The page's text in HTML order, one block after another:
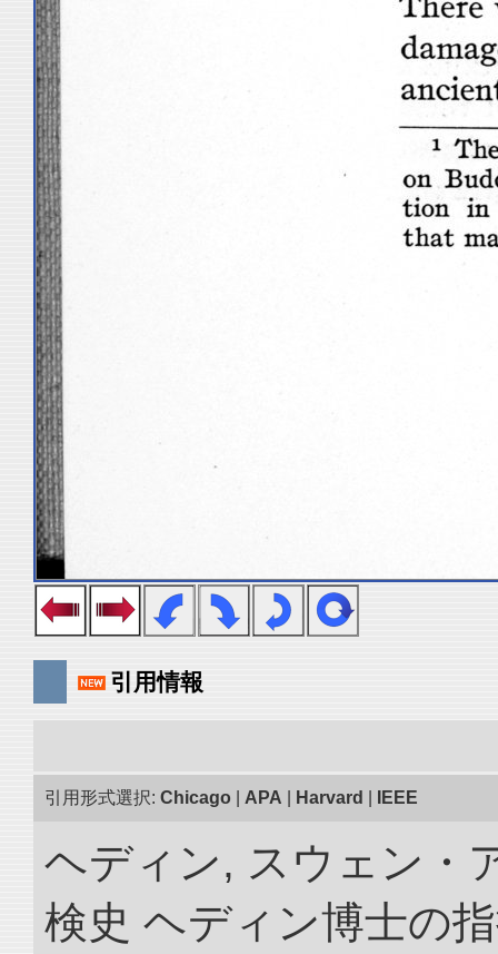
引用情報
引用形式選択: Chicago APA Harvard IEEE
ヘディン, スウェン・
検史 ヘディン博士の